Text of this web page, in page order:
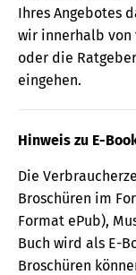
Ihres Angebotes
wir innerhalb von
oder die
eingehen.
Hinweis zu E-
Die
Broschüren im
Format ePub),
Buch wird als E-
Broschüren